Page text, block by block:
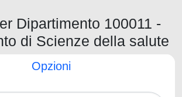
Dipartimento 100011 -
di Scienze della salute
Opzioni